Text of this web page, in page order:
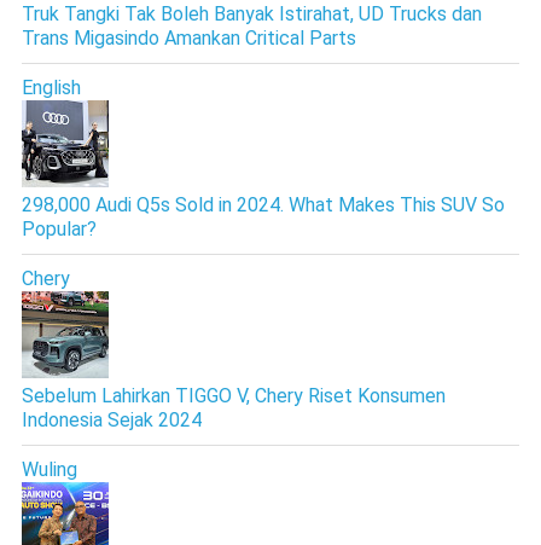
Truk Tangki Tak Boleh Banyak Istirahat, UD Trucks dan
Trans Migasindo Amankan Critical Parts
English
298,000 Audi Q5s Sold in 2024. What Makes This SUV So
Popular?
Chery
Sebelum Lahirkan TIGGO V, Chery Riset Konsumen
Indonesia Sejak 2024
Wuling